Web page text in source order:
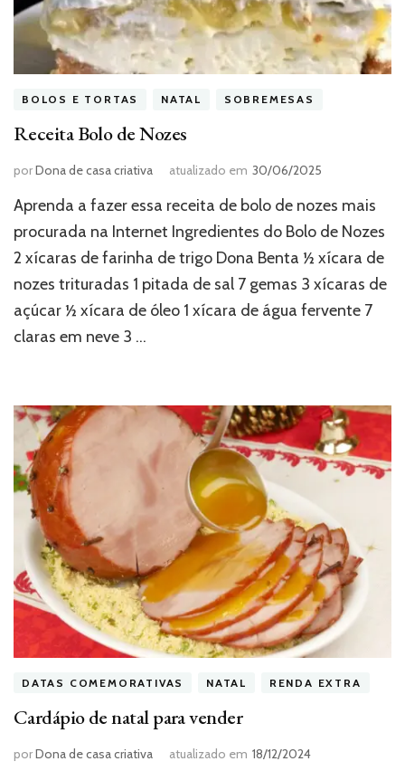
BOLOS E TORTAS NATAL SOBREMESAS
Receita Bolo de Nozes
porDona de casa criativa atualizado em 30/06/2025
Aprenda a fazer essa receita de bolo de nozes mais
procurada na Internet Ingredientes do Bolo de Nozes
2 xícaras de farinha de trigo Dona Benta ½ xícara de
nozes trituradas 1 pitada de sal 7 gemas 3 xícaras de
açúcar ½ xícara de óleo 1 xícara de água fervente 7
claras em neve 3 …
DATAS COMEMORATIVAS NATAL RENDA EXTRA
Cardápio de natal para vender
porDona de casa criativa atualizado em 18/12/2024